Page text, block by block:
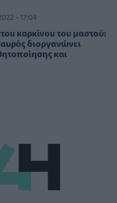
- 17:04
καρκίνου του μαστού:
διοργανώνει
και